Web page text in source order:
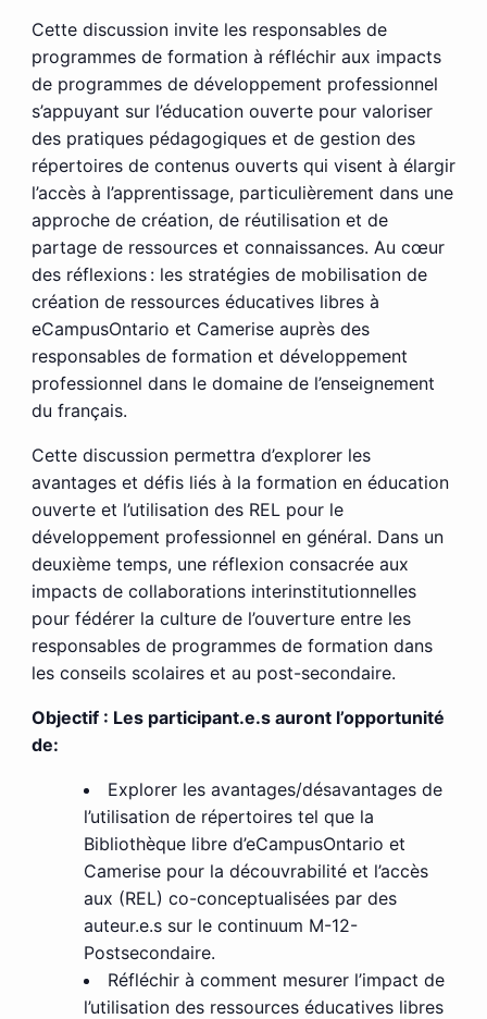
Cette discussion invite les responsables de
programmes de formation à réfléchir aux impacts
de programmes de développement professionnel
s’appuyant sur l’éducation ouverte pour valoriser
des pratiques pédagogiques et de gestion des
répertoires de contenus ouverts qui visent à élargir
l’accès à l’apprentissage, particulièrement dans une
approche de création, de réutilisation et de
partage de ressources et connaissances. Au cœur
des réflexions : les stratégies de mobilisation de
création de ressources éducatives libres à
eCampusOntario et Camerise auprès des
responsables de formation et développement
professionnel dans le domaine de l’enseignement
du français.
Cette discussion permettra d’explorer les
avantages et défis liés à la formation en éducation
ouverte et l’utilisation des REL pour le
développement professionnel en général. Dans un
deuxième temps, une réflexion consacrée aux
impacts de collaborations interinstitutionnelles
pour fédérer la culture de l’ouverture entre les
responsables de programmes de formation dans
les conseils scolaires et au post-secondaire.
Objectif : Les participant.e.s auront l’opportunité
de:
Explorer les avantages/désavantages de
l’utilisation de répertoires tel que la
Bibliothèque libre d’eCampusOntario et
Camerise pour la découvrabilité et l’accès
aux (REL) co-conceptualisées par des
auteur.e.s sur le continuum M-12-
Postsecondaire.
Réfléchir à comment mesurer l’impact de
l’utilisation des ressources éducatives libres